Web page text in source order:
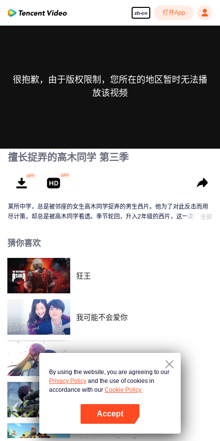
zh-cn 打开App
很抱歉，由于版权限制，您所在的地区暂时无法播
放该视频
擅长捉弄的高木同学 第三季
某所中学，总是被邻座的女生高木同学捉弄的男生西片。他为了对此反击而用
尽计策，却总是被高木同学看透。季节轮回，升入2年级的西片，这一次他是否
全部
猜你喜欢
狂王
我可能不会爱你
By using the website, you are agreeing to our
Privacy Policy and the use of cookies in
accordance with our Cookie Policy.
Accept